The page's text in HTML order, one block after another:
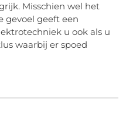
Misschien wel het
gevoel geeft een
u ook als u
waarbij er spoed